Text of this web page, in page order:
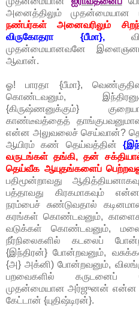
அனைத்திலும் முதன்மையான
நண்பர்கள் அனைவரிலும்
விருகோதரா {பீமா},
முதன்மையானவனே
ஆவான்.
ஓ! பாரதா {பீமா},
கொண்டவனும்,
{கிருஷ்ணனுக்கும்}
காண்டீவத்தைத்
என்ன அலுவலைச் செய்வான்?
ஆயிரம் கண் தெய்வத்தின்
வருடங்கள் தங்கி, தன்
தெய்வீக ஆயுதங்களைப்
பதிமூன்றாவது
பத்தாவது கிரகமாகவும்
நரம்பைச் சுண்டுவதால்
கரங்கள் கொண்டவனும்,
வடுக்கள் கொண்டவனும்,
நீர்நிலைகளில் கடலைப்
{இந்திரன்} போன்றவனும்,
{அ} அக்னி) போன்றவனும்,
பறவைகளில் கருடனைப்
முதன்மையான அர்ஜுனன் என்ன
கேட்டான் {யுதிஷ்டிரன்}.